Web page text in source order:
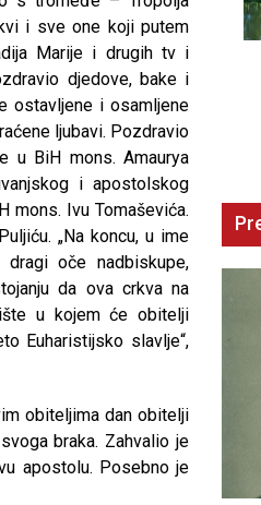
i sve one koji putem
Marije i drugih tv i
djedove, bake i
ostavljene i osamljene
ljubavi. Pozdravio
u BiH mons. Amaurya
i apostolskog
mons. Ivu Tomaševića.
„Na koncu, u ime
oče nadbiskupe,
da ova crkva na
u kojem će obitelji
Euharistijsko slavlje“,
obiteljima dan obitelji
braka. Zahvalio je
apostolu. Posebno je